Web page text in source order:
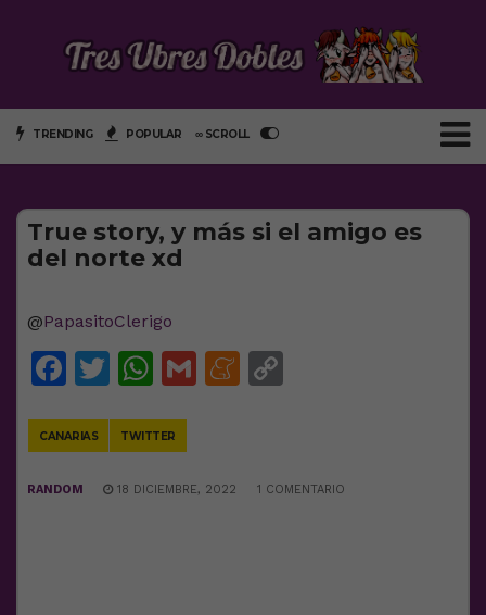
TRENDING POPULAR ∞ SCROLL
True story, y más si el amigo es
del norte xd
@PapasitoClerigo
Facebook
Twitter
WhatsApp
GmailMeneame
CANARIAS TWITTER
RANDOM 18 DICIEMBRE, 2022 1 COMENTARIO